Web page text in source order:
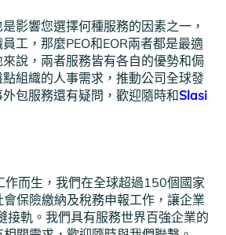
影響您選擇何種服務的因素之一，
工，那麼PEO和EOR兩者都是最適
說，兩者服務皆有各自的優勢和侷
組織的人事需求，推動公司全球發
包服務還有疑問，歡迎隨時和Slasi
作而生，我們在全球超過150個國家
保險繳納及稅務申報工作，讓企業
接軌。我們具有服務世界百強企業的